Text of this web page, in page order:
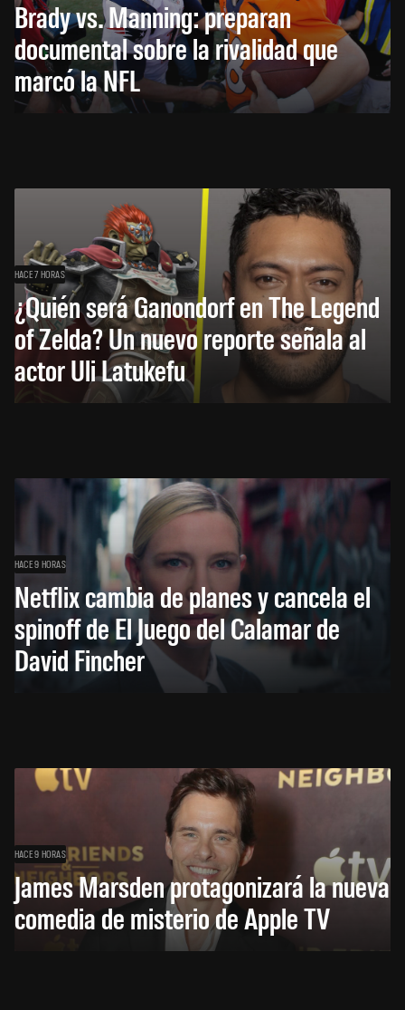
Brady vs. Manning: preparan
documental sobre la rivalidad que
marcó la NFL
HACE 7 HORAS
¿Quién será Ganondorf en The Legend
of Zelda? Un nuevo reporte señala al
actor Uli Latukefu
HACE 9 HORAS
Netflix cambia de planes y cancela el
spinoff de El Juego del Calamar de
David Fincher
HACE 9 HORAS
James Marsden protagonizará la nueva
comedia de misterio de Apple TV